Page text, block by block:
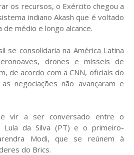
os recursos, o Exército chegou a
indiano Akash que é voltado
médio e longo alcance.
se consolidaria na América Latina
drones e mísseis de
de acordo com a CNN, oficiais do
negociações não avançaram e
vir a ser conversado entre o
Lula da Silva (PT) e o primeiro-
Modi, que se reúnem à
do Brics.